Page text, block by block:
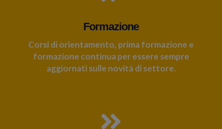
Formazione
Corsi di orientamento, prima formazione e
formazione continua per essere sempre
aggiornati sulle novità di settore.